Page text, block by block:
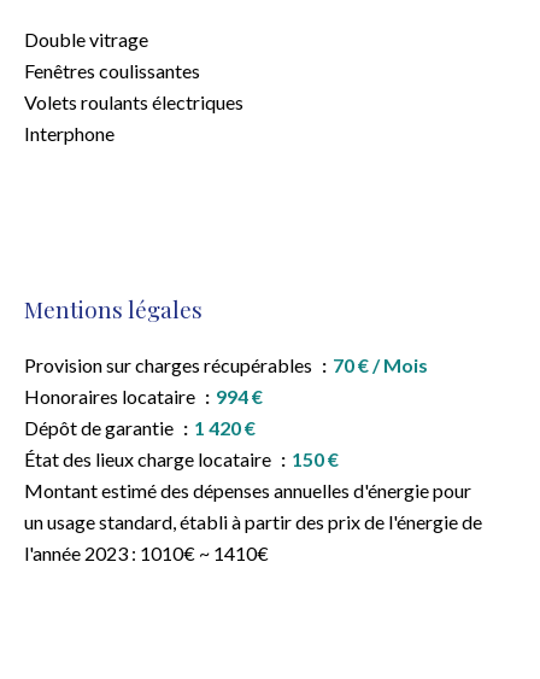
Double vitrage
Fenêtres coulissantes
Volets roulants électriques
Interphone
Mentions légales
Provision sur charges récupérables
70 € / Mois
Honoraires locataire
994 €
Dépôt de garantie
1 420 €
État des lieux charge locataire
150 €
Montant estimé des dépenses annuelles d'énergie pour
un usage standard, établi à partir des prix de l'énergie de
l'année 2023 : 1010€ ~ 1410€